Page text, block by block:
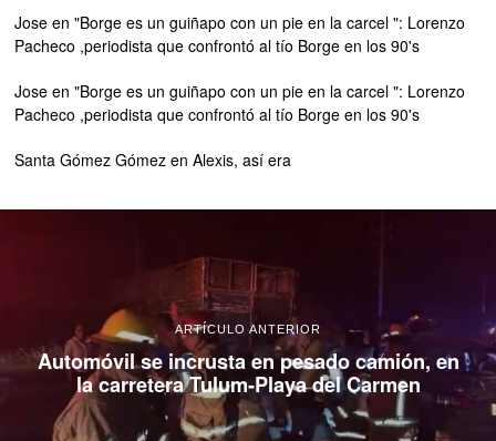
Jose en"Borge es un guiñapo con un pie en la carcel ": Lorenzo
Pacheco ,periodista que confrontó al tío Borge en los 90's
Jose en"Borge es un guiñapo con un pie en la carcel ": Lorenzo
Pacheco ,periodista que confrontó al tío Borge en los 90's
Santa Gómez Gómez enAlexis, así era
ARTÍCULO ANTERIOR
Automóvil se incrusta en pesado camión, en
la carretera Tulum-Playa del Carmen